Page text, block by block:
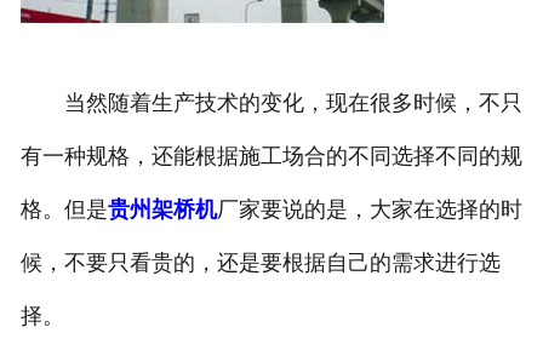
当然随着生产技术的变化，现在很多时候，不只
有一种规格，还能根据施工场合的不同选择不同的规
格。但是贵州架桥机厂家要说的是，大家在选择的时
候，不要只看贵的，还是要根据自己的需求进行选
择。